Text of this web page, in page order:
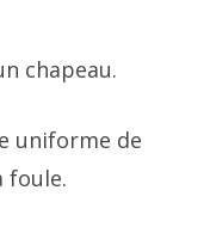
chapeau.
uniforme de
foule.